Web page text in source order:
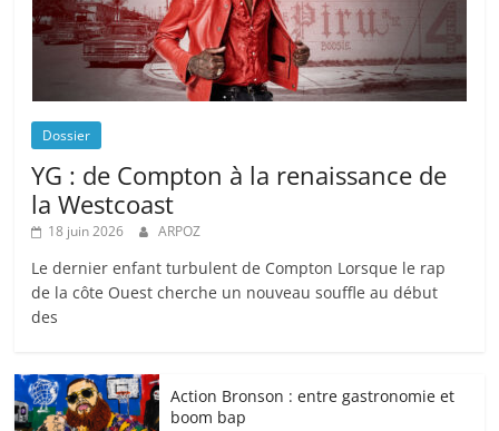
Dossier
YG : de Compton à la renaissance de
la Westcoast
18 juin 2026 ARPOZ
Le dernier enfant turbulent de Compton Lorsque le rap
de la côte Ouest cherche un nouveau souffle au début
des
Action Bronson : entre gastronomie et
boom bap